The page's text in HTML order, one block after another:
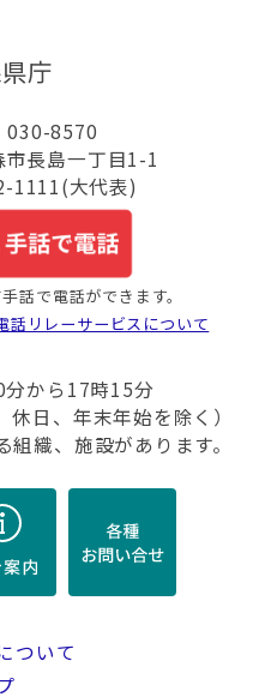
庁
030-8570
長島一丁目1-1
1111(大代表)
話で電話ができます。
話リレーサービスについて
から17時15分
休日、年末年始を除く）
織、施設があります。
ついて